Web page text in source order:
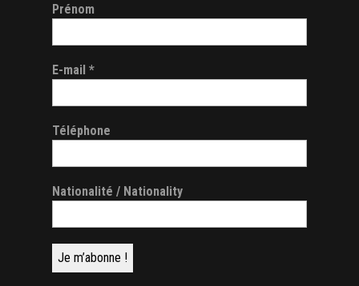
Prénom
E-mail *
Téléphone
Nationalité / Nationality